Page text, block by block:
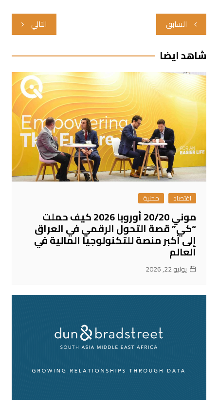
تصفّح
المقالات
السابق التالي
شاهد ايضا
اقتصاد محلية
موني 20/20 أوروبا 2026 كيف حملت
“كي” قصة التحول الرقمي في العراق
إلى أكبر منصة للتكنولوجيا المالية في
العالم
يوليو 22, 2026